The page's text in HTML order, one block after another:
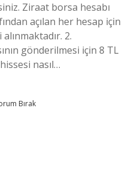
Ziraat borsa hesabı
açılan her hesap için
2.
gönderilmesi için 8 TL
nasıl…
Bırak